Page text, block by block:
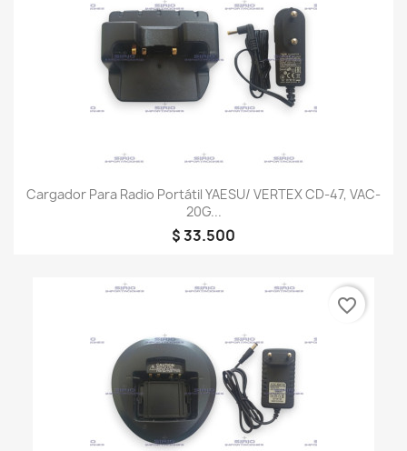
Cargador Para Radio Portátil YAESU/ VERTEX CD-47, VAC-
20G...
$ 33.500
favorite_border